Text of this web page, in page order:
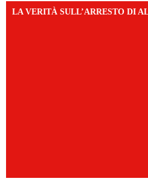
LA VERITÀ SULL’ARRESTO DI